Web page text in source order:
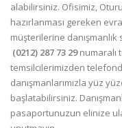
alabilirsiniz. Ofisimiz,
hazırlanması gereken
müşterilerine danışmanlık
(0212) 287 73 29numaralı
temsilcilerimizden
danışmanlarımızla yüz
başlatabilirsiniz.
pasaportunuzun elinize